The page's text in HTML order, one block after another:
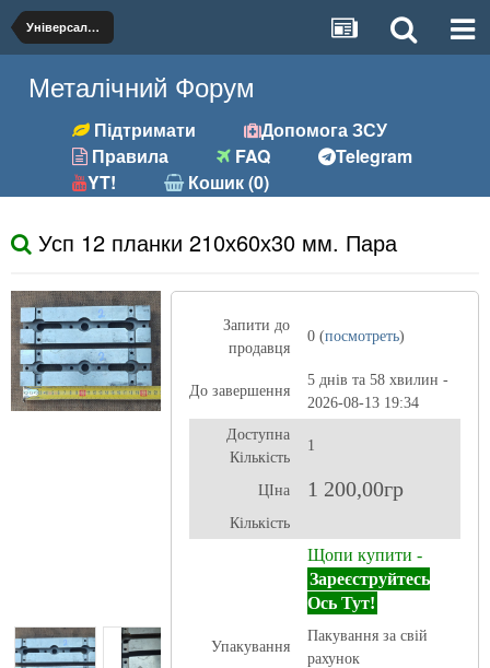
Універсальна
Металічний Форум
Підтримати
Допомога ЗСУ
Правила
FAQ
Telegram
YT!
Кошик (0)
Усп 12 планки 210х60х30 мм. Пара
Запити до
продавця
0 (посмотреть)
До завершення
5 днів та 58 хвилин -
2026-08-13 19:34
Доступна
Кількість
1
ЦІна 1 200,00гр
Кількість
Щопи купити -
Зареєструйтесь
Ось Тут!
Упакування
Пакування за свій
рахунок